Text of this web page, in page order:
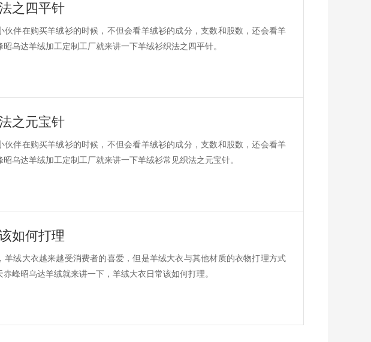
之四平针
伙伴在购买羊绒衫的时候，不但会看羊绒衫的成分，支数和股数，还会看羊
乌达羊绒加工定制工厂就来讲一下羊绒衫织法之四平针。
之元宝针
伙伴在购买羊绒衫的时候，不但会看羊绒衫的成分，支数和股数，还会看羊
乌达羊绒加工定制工厂就来讲一下羊绒衫常见织法之元宝针。
如何打理
羊绒大衣越来越受消费者的喜爱，但是羊绒大衣与其他材质的衣物打理方式
峰昭乌达羊绒就来讲一下，羊绒大衣日常该如何打理。